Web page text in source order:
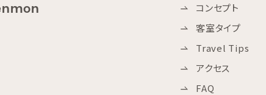
コンセプト
客室タイプ
Travel Tips
アクセス
FAQ